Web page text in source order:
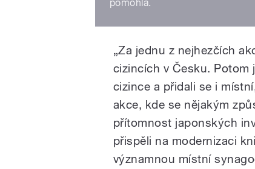
pomohla.
„Za jednu z nejhezčích
cizincích v Česku. Potom
cizince a přidali se i
akce, kde se nějakým
přítomnost japonských
přispěli na modernizaci
významnou místní